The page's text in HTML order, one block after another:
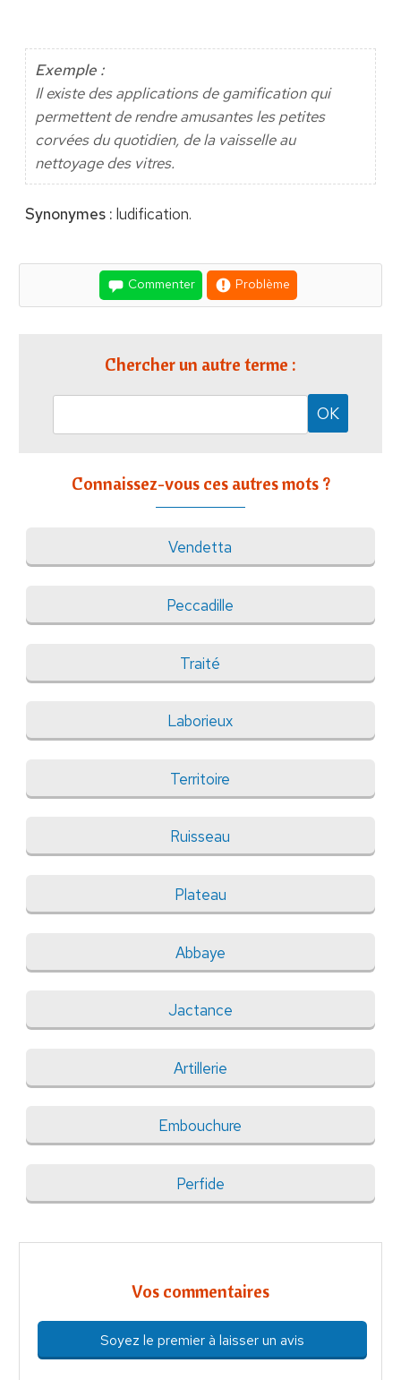
Exemple :
Il existe des applications de gamification qui
permettent de rendre amusantes les petites
corvées du quotidien, de la vaisselle au
nettoyage des vitres.
Synonymes : ludification.
Commenter Problème
Chercher un autre terme :
Connaissez-vous ces autres mots ?
Vendetta
Peccadille
Traité
Laborieux
Territoire
Ruisseau
Plateau
Abbaye
Jactance
Artillerie
Embouchure
Perfide
Vos commentaires
Soyez le premier à laisser un avis